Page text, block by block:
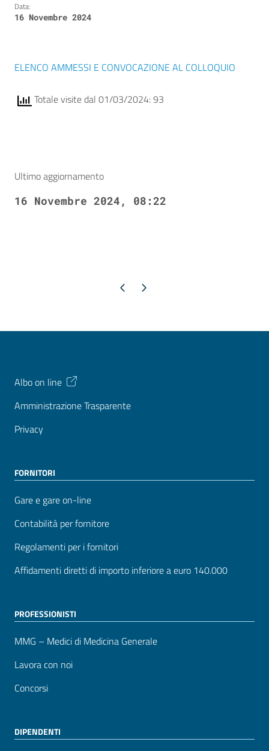
Data:
16 Novembre 2024
ELENCO AMMESSI E CONVOCAZIONE AL COLLOQUIO
Totale visite dal 01/03/2024: 93
Ultimo aggiornamento
16 Novembre 2024, 08:22
Pagina precedente
Pagina successiva
Albo on line
Amministrazione Trasparente
Privacy
FORNITORI
Gare e gare on-line
Contabilità per fornitore
Regolamenti per i fornitori
Affidamenti diretti di importo inferiore a euro 140.000
PROFESSIONISTI
MMG – Medici di Medicina Generale
Lavora con noi
Concorsi
DIPENDENTI